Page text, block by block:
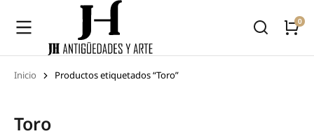
Estás aquí:
Inicio Productos etiquetados “Toro”
Toro